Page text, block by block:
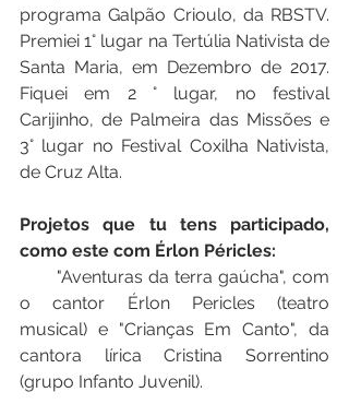
programa Galpão Crioulo, da RBSTV.
Premiei 1° lugar na Tertúlia Nativista de
Santa Maria, em Dezembro de 2017.
Fiquei em 2 ° lugar, no festival
Carijinho, de Palmeira das Missões e
3° lugar no Festival Coxilha Nativista,
de Cruz Alta.
Projetos que tu tens participado,
como este com Érlon Péricles:
o cantor Érlon Pericles (teatro
musical) e "Crianças Em Canto", da
cantora lírica Cristina Sorrentino
(grupo Infanto Juvenil).